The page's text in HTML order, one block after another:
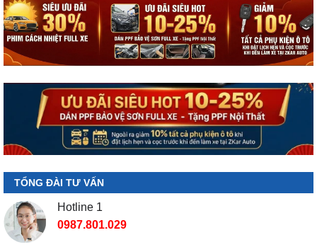
TỔNG ĐÀI TƯ VẤN
Hotline 1
0987.801.029